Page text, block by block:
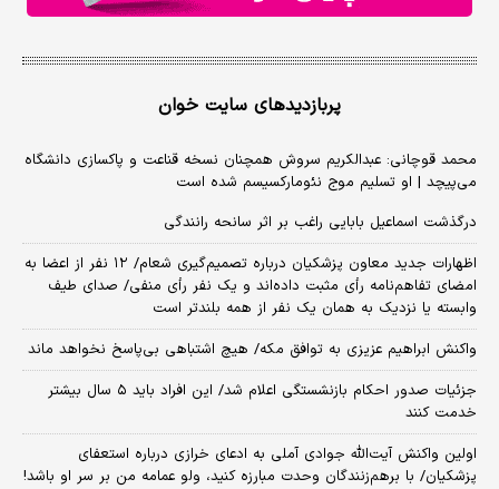
پربازدیدهای سایت خوان
محمد قوچانی: عبدالکریم سروش همچنان نسخه قناعت و پاکسازی دانشگاه
می‌پیچد | او تسلیم موج نئومارکسیسم شده است
درگذشت اسماعیل بابایی راغب بر اثر سانحه رانندگی
اظهارات جدید معاون پزشکیان درباره تصمیم‌گیری شعام/ ۱۲ نفر از اعضا به
امضای تفاهم‌نامه رأی مثبت داده‌اند و یک نفر رأی منفی/ صدای طیف
وابسته یا نزدیک به همان یک نفر از همه بلندتر است
واکنش ابراهیم عزیزی به توافق مکه/ هیچ اشتباهی بی‌پاسخ نخواهد ماند
جزئیات صدور احکام بازنشستگی اعلام شد/ این افراد باید ۵ سال بیشتر
خدمت کنند
اولین واکنش آیت‌الله جوادی آملی به ادعای خرازی درباره استعفای
پزشکیان/ با برهم‌زنندگان وحدت مبارزه کنید، ولو عمامه من بر سر او باشد!